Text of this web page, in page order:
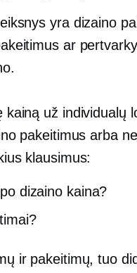
yra dizaino
ar
už individualų
pakeitimus arba
klausimus:
dizaino kaina?
ir pakeitimų, tuo